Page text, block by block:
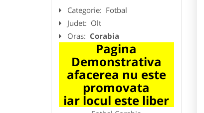
Categorie: Fotbal
Judet: Olt
Oras: Corabia
Pagina
Demonstrativa
afacerea nu este
promovata
iar locul este liber